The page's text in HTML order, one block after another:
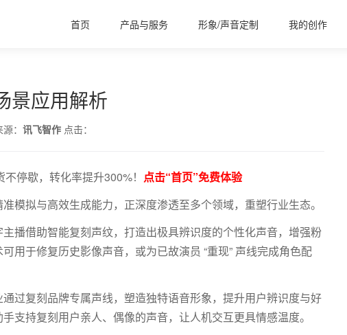
首页 产品与服务 形象/声音定制 我的创作
景应用解析
： 讯飞智作点击：
停歇，转化率提升300%！ 点击“首页”免费体验
模拟与高效生成能力，正深度渗透至多个领域，重塑行业生态。
播借助智能复刻声纹，打造出极具辨识度的个性化声音，增强粉
用于修复历史影像声音，或为已故演员 “重现” 声线完成角色配
过复刻品牌专属声线，塑造独特语音形象，提升用户辨识度与好
支持复刻用户亲人、偶像的声音，让人机交互更具情感温度。